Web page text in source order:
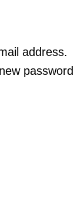
address.
password